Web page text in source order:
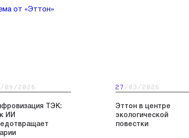
от «Эттон»
/04/2026
ТЭК:
ИИ
27 /03/2026
Эттон в центре
экологической
повестки